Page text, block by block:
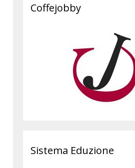
Coffejobby
Sistema Eduzione